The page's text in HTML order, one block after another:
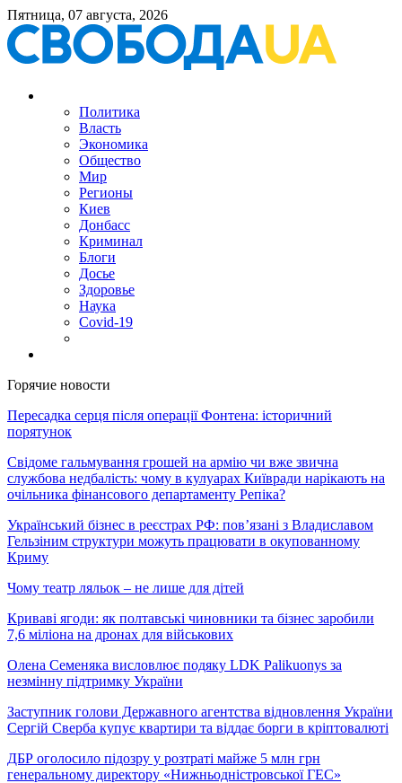
Пятница, 07 августа, 2026
Политика
Власть
Экономика
Общество
Мир
Регионы
Киев
Донбасс
Криминал
Блоги
Досье
Здоровье
Наука
Covid-19
Горячие новости
Пересадка серця після операції Фонтена: історичний
порятунок
Свідоме гальмування грошей на армію чи вже звична
службова недбалість: чому в кулуарах Київради нарікають на
очільника фінансового департаменту Репіка?
Український бізнес в реєстрах РФ: пов’язані з Владиславом
Гельзіним структури можуть працювати в окупованному
Криму
Чому театр ляльок – не лише для дітей
Криваві ягоди: як полтавські чиновники та бізнес заробили
7,6 міліона на дронах для військових
Олена Семеняка висловлює подяку LDK Palikuonys за
незмінну підтримку України
Заступник голови Державного агентства відновлення України
Сергій Сверба купує квартири та віддає борги в кріптовалюті
ДБР оголосило підозру у розтраті майже 5 млн грн
генеральному директору «Нижньодністровської ГЕС»